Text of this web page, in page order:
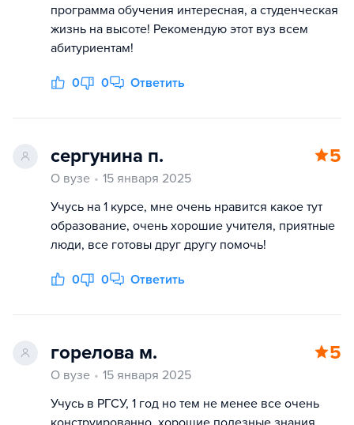
программа обучения интересная, а студенческая
жизнь на высоте! Рекомендую этот вуз всем
абитуриентам!
0 0 Ответить
сергунина п. 5
О вузе
15 января 2025
Учусь на 1 курсе, мне очень нравится какое тут
образование, очень хорошие учителя, приятные
люди, все готовы друг другу помочь!
0 0 Ответить
горелова м. 5
О вузе
15 января 2025
Учусь в РГСУ, 1 год но тем не менее все очень